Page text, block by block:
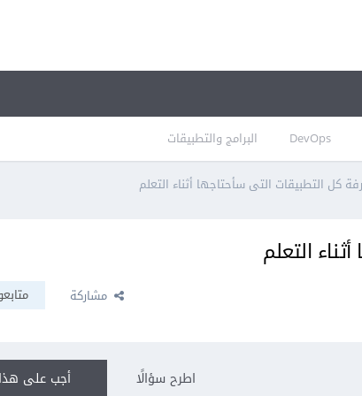
DevOps البرامج والتطبيقات
كل التطبيقات التى سأحتاجها أثناء التعلم
التعلم
مشاركة
أجب على اطرح سؤالًا